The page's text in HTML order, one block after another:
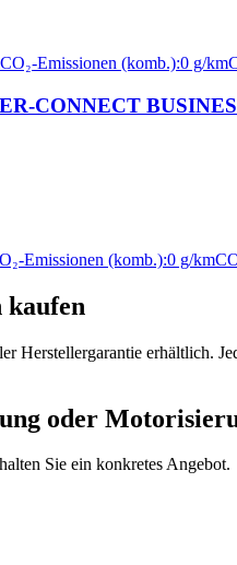
CO₂-Emissionen (komb.):0 g/km
CONNECT
Emissionen (komb.):0 g/km
kaufen
Herstellergarantie erhältlich.
oder
Sie ein konkretes Angebot.